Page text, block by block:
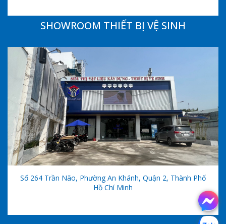
SHOWROOM THIẾT BỊ VỆ SINH
Số 264 Trần Não, Phường An Khánh, Quận 2, Thành Phố
Hồ Chí Minh